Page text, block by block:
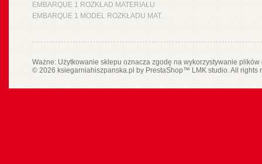
EMBARQUE 1 ROZKŁAD MATERIAŁU
EMBARQUE 1 MODEL ROZKŁADU MAT.
Ważne: Użytkowanie sklepu oznacza zgodę na wykorzystywanie
© 2026 ksiegarniahiszpanska.pl by PrestaShop™ LMK studio. All rights